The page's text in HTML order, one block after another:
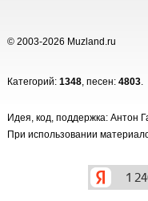
© 2003-2026 Muzland.ru
Категорий: 1348, песен: 4803.
Идея, код, поддержка: Антон
При использовании